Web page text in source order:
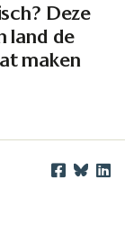
Deze
land de
maken